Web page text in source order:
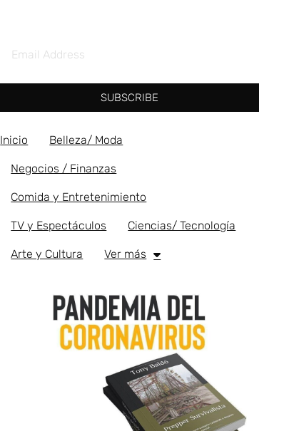
SUBSCRIBE
Inicio Belleza/ Moda
Negocios / Finanzas
Comida y Entretenimiento
TV y Espectáculos Ciencias/ Tecnología
Arte y Cultura Ver más